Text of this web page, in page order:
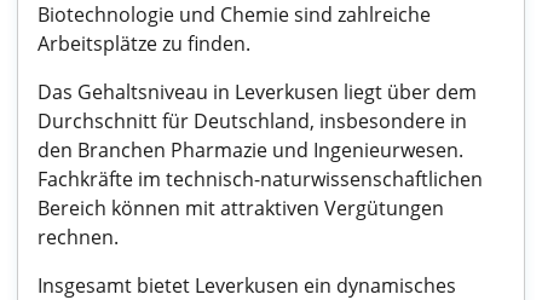
Biotechnologie und Chemie sind zahlreiche
Arbeitsplätze zu finden.
Das Gehaltsniveau in Leverkusen liegt über dem
Durchschnitt für Deutschland, insbesondere in
den Branchen Pharmazie und Ingenieurwesen.
Fachkräfte im technisch-naturwissenschaftlichen
Bereich können mit attraktiven Vergütungen
rechnen.
Insgesamt bietet Leverkusen ein dynamisches